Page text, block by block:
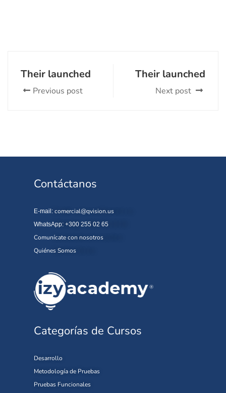
Their launched
Previous post
Their launched
Next post
Contáctanos
E-mail: comercial@qvision.us
WhatsApp: +300 255 02 65
Comunícate con nosotros
Quiénes Somos
Categorías de Cursos
Desarrollo
Metodología de Pruebas
Pruebas Funcionales